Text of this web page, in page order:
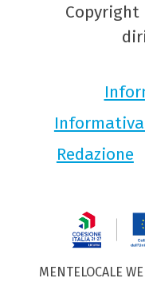
Copyright
Redazione
MENTELOCALE